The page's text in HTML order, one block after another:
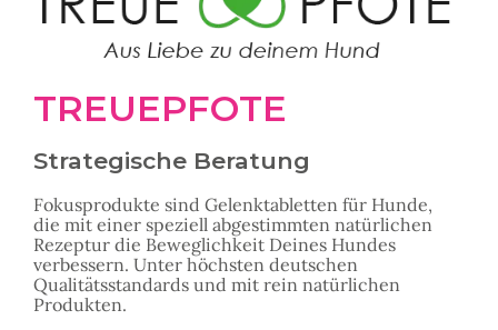
TREUEPFOTE
Strategische Beratung
Fokusprodukte sind Gelenktabletten für Hunde,
die mit einer speziell abgestimmten natürlichen
Rezeptur die Beweglichkeit Deines Hundes
verbessern. Unter höchsten deutschen
Qualitätsstandards und mit rein natürlichen
Produkten.